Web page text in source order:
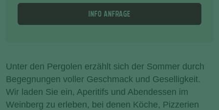
Unter den Pergolen erzählt sich der Sommer durch
Begegnungen voller Geschmack und Geselligkeit.
Wir laden Sie ein, Aperitifs und Abendessen im
Weinberg zu erleben, bei denen Köche, Pizzerien
INFO ANFRAGE